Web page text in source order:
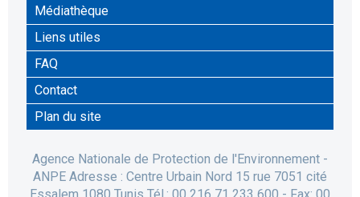
Médiathèque
Liens utiles
FAQ
Contact
Plan du site
Agence Nationale de Protection de l'Environnement -
ANPE Adresse : Centre Urbain Nord 15 rue 7051 cité